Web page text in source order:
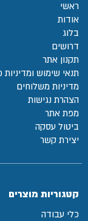
ראשי
אודות
בלוג
דרושים
תקנון אתר
תנאי שימוש ומדיניות
מדיניות משלוחים
הצהרת נגישות
מפת אתר
ביטול עסקה
יצירת קשר
קטגוריות מוצרים
כלי עבודה